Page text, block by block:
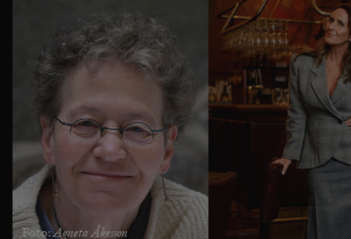
Foto:Agneta Åkesson